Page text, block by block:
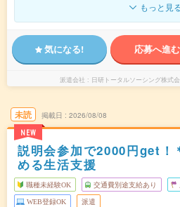
もっと見
気になる! 応募へ進む
派遣会社 日研トータルソーシング株式
未読
NEW
掲載日 2026/08/08
説明会参加で2000円get！
める生活支援
職種未経験OK 交通費別途支給あり
WEB登録OK 派遣